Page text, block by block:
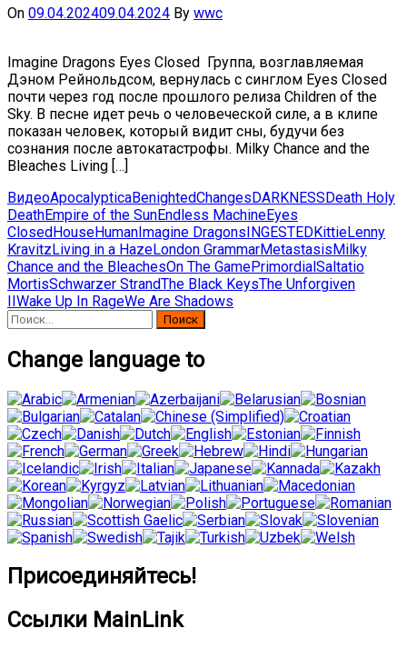
On 09.04.202409.04.2024 By wwc
Imagine Dragons Eyes Closed Группа, возглавляемая
Дэном Рейнольдсом, вернулась с синглом Eyes Closed
почти через год после прошлого релиза Children of the
Sky. В песне идет речь о человеческой силе, а в клипе
показан человек, который видит сны, будучи без
сознания после автокатастрофы. Milky Chance and the
Bleaches Living […]
ВидеоApocalypticaBenightedChangesDARKNESSDeath Holy
DeathEmpire of the SunEndless MachineEyes
ClosedHouseHumanImagine DragonsINGESTEDKittieLenny
KravitzLiving in a HazeLondon GrammarMetastasisMilky
Chance and the BleachesOn The GamePrimordialSaltatio
MortisSchwarzer StrandThe Black KeysThe Unforgiven
IIWake Up In RageWe Are Shadows
Найти:
Change language to
Присоединяйтесь!
Ссылки MainLink